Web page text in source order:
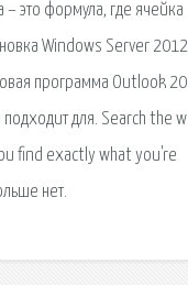
это формула, где ячейка
Windows Server
программа Outlook
подходит для. Search the
find exactly what you're
нет.